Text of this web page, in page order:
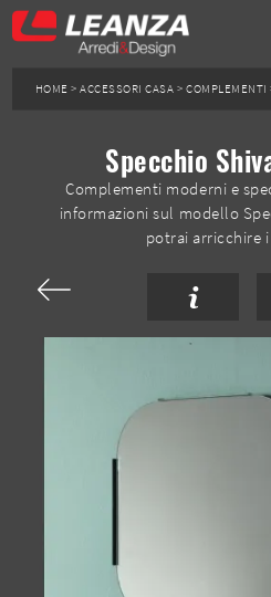
HOME >ACCESSORI CASA >COMPLEMENTI
Specchio
Complementi moderni e
informazioni sul modello
potrai arricchire